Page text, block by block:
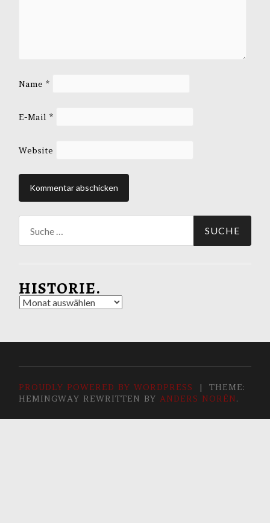
Name*
E-Mail*
Website
nach:
HISTORIE.
Historie.
PROUDLY POWERED BY WORDPRESS |
THEME:
HEMINGWAY REWRITTEN BYANDERS NORÉN.